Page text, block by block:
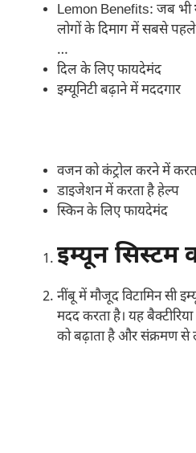
Lemon Benefits: जब भी
लोगों के दिमाग में सबसे
…
दिल के लिए फायदेमंद
इम्यूनिटी बढ़ाने में मददगार
वजन को कंट्रोल करने में
डाइजेशन में करता है हेल्प
स्किन के लिए फायदेमंद
इम्यून
नींबू में मौजूद विटामिन सी
मदद करता है। यह
को बढ़ाता है और संक्रमण से